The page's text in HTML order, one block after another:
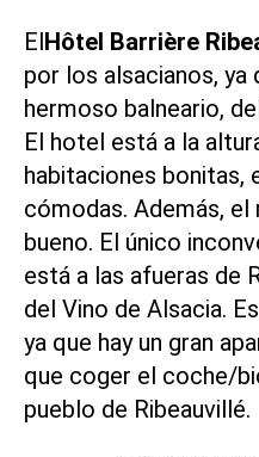
ElHôtel Barrière
por los alsacianos, ya
hermoso balneario,
El hotel está a la
habitaciones bonitas,
cómodas. Además,
bueno. El único
está a las afueras de
del Vino de Alsacia.
ya que hay un gran
que coger el coche/
pueblo de Ribeauvillé.